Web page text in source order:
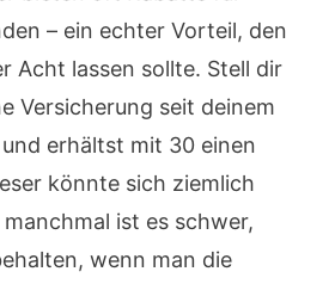
– ein echter Vorteil, den
Acht lassen sollte. Stell dir
Versicherung seit deinem
erhältst mit 30 einen
könnte sich ziemlich
ist es schwer,
wenn man die